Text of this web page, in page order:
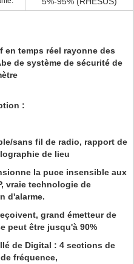
en temps réel rayonne des
de système de sécurité de
:
sans fil de radio, rapport de
de lieu
la puce insensible aux
vraie technologie de
d'alarme.
grand émetteur de
peut être jusqu'à 90%
de Digital : 4 sections de
fréquence,